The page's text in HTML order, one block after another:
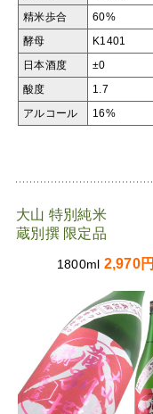
精米歩合 60%
酵母 K1401
日本酒度 ±0
酸度 1.7
アルコール 16%
大山 特別純米
蔵別撰 限定品
1800ml 2,970